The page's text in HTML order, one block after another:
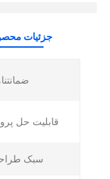
جزئیات
قابلیت حل
سبک